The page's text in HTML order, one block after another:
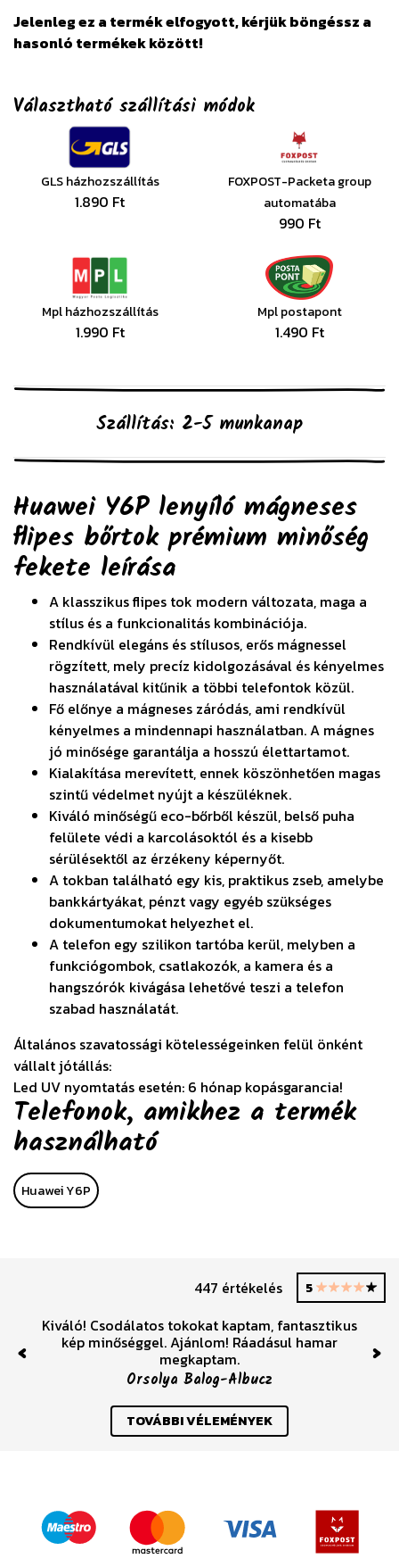
Jelenleg ez a termék elfogyott, kérjük böngéssz a
hasonló termékek között!
Választható szállítási módok
GLS házhozszállítás
1.890 Ft
FOXPOST-Packeta group
automatába
990 Ft
Mpl házhozszállítás
1.990 Ft
Mpl postapont
1.490 Ft
Szállítás: 2-5 munkanap
Huawei Y6P lenyíló mágneses
flipes bőrtok prémium minőség
fekete leírása
A klasszikus flipes tok modern változata, maga a
stílus és a funkcionalitás kombinációja.
Rendkívül elegáns és stílusos, erős mágnessel
rögzített, mely precíz kidolgozásával és kényelmes
használatával kitűnik a többi telefontok közül.
Fő előnye a mágneses záródás, ami rendkívül
kényelmes a mindennapi használatban. A mágnes
jó minősége garantálja a hosszú élettartamot.
Kialakítása merevített, ennek köszönhetően magas
szintű védelmet nyújt a készüléknek.
Kiváló minőségű eco-bőrből készül, belső puha
felülete védi a karcolásoktól és a kisebb
sérülésektől az érzékeny képernyőt.
A tokban található egy kis, praktikus zseb, amelybe
bankkártyákat, pénzt vagy egyéb szükséges
dokumentumokat helyezhet el.
A telefon egy szilikon tartóba kerül, melyben a
funkciógombok, csatlakozók, a kamera és a
hangszórók kivágása lehetővé teszi a telefon
szabad használatát.
Általános szavatossági kötelességeinken felül önként
vállalt jótállás:
Led UV nyomtatás esetén: 6 hónap kopásgarancia!
Telefonok, amikhez a termék
használható
Huawei Y6P
447 értékelés 5
Kiváló! Csodálatos tokokat kaptam, fantasztikus
kép minőséggel. Ajánlom! Ráadásul hamar
megkaptam.
Orsolya Balog-Albucz
Previous
TOVÁBBI VÉLEMÉNYEK